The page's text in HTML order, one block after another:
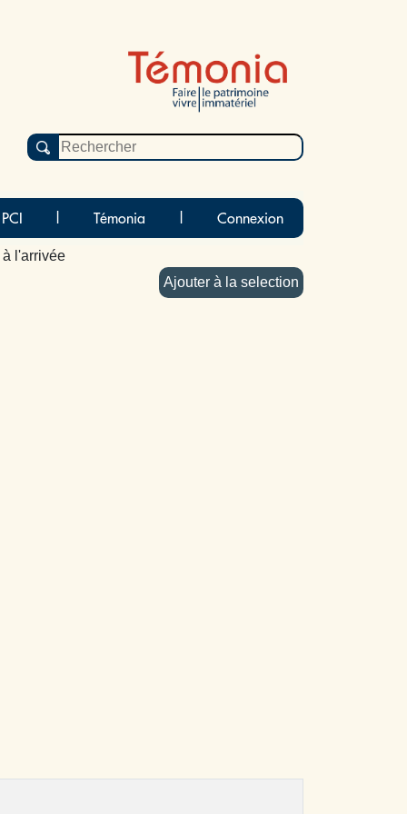
Témonia Connexion
l'arrivée
Ajouter à la selection